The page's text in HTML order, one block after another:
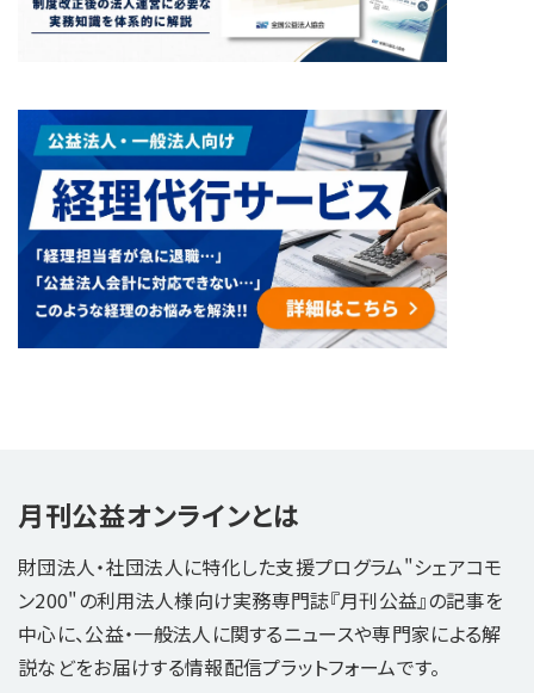
月刊公益オンラインとは
財団法人・社団法人に特化した支援プログラム"シェアコモ
ン200"の利用法人様向け実務専門誌『月刊公益』の記事を
中心に、公益・一般法人に関するニュースや専門家による解
説などをお届けする情報配信プラットフォームです。